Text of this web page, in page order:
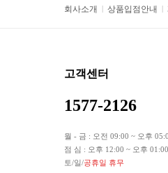
회사소개 | 상품입점안내 |
고객센터
1577-2126
월 - 금 : 오전 09:00 ~ 오후
점 심 : 오후 12:00 ~ 오후 01:00
토/일/공휴일 휴무